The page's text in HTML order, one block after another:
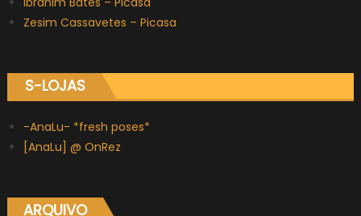
Zesim Cassavetes – Picasa
S-LOJAS
-AnaLu- *fresh poses*
[AnaLu] @ OnRez
ARQUIVO